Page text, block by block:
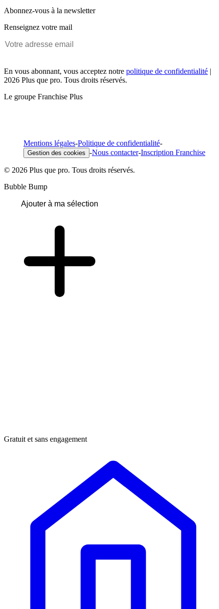
Abonnez-vous à la newsletter
Renseignez votre mail
En vous abonnant, vous acceptez notre politique de confidentialité |
2026 Plus que pro. Tous droits réservés.
Le groupe Franchise Plus
Mentions légales-Politique de confidentialité-
Gestion des cookies -Nous contacter-Inscription Franchise
© 2026 Plus que pro. Tous droits réservés.
Bubble Bump
Ajouter à ma sélection
Gratuit et sans engagement